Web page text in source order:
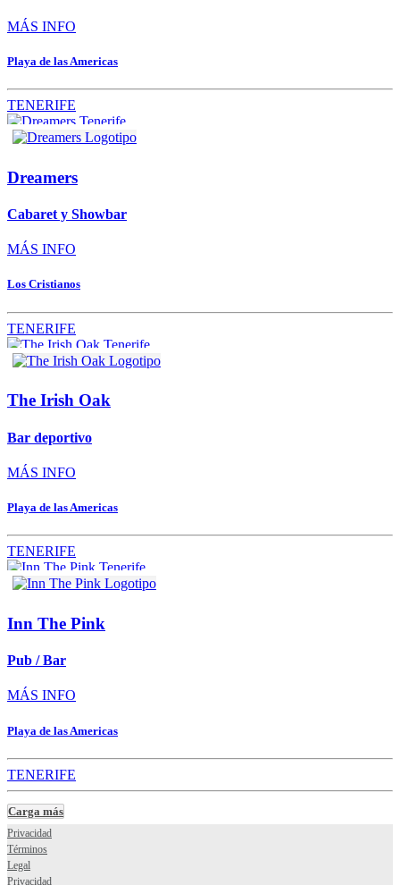
MÁS INFO
Playa de las Americas
TENERIFE
Dreamers
Cabaret y Showbar
MÁS INFO
Los Cristianos
TENERIFE
The Irish Oak
Bar deportivo
MÁS INFO
Playa de las Americas
TENERIFE
Inn The Pink
Pub / Bar
MÁS INFO
Playa de las Americas
TENERIFE
Carga más
Privacidad
Términos
Legal
Privacidad